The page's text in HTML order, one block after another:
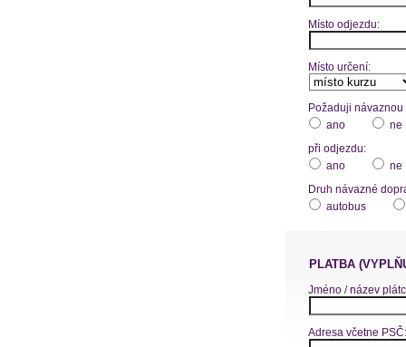
Místo odjezdu:
Místo určení:
Požaduji
ano
ne
při odjezdu:
ano
ne
Druh návazné
autobus
PLATBA
Jméno / název
Adresa včetne PSČ: